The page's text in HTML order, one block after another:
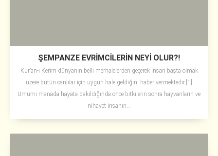
ŞEMPANZE EVRİMCİLERİN NEYİ OLUR?!
Kur’an-ı Kerîm dünyanın belli merhalelerden geçerek insan başta olmak
üzere bütün canlılar için uygun hale geldiğini haber vermektedir.[1]
Umumi manada hayata bakıldığında önce bitkilerin sonra hayvanların ve
nihayet insanın...